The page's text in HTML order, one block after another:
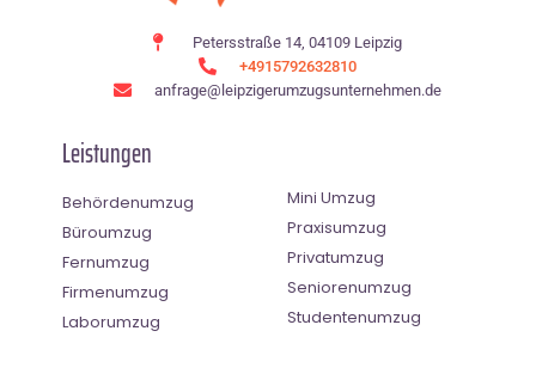
Petersstraße 14, 04109 Leipzig
+4915792632810
anfrage@leipzigerumzugsunternehmen.de
Leistungen
Behördenumzug
Büroumzug
Fernumzug
Firmenumzug
Laborumzug
Mini Umzug
Praxisumzug
Privatumzug
Seniorenumzug
Studentenumzug